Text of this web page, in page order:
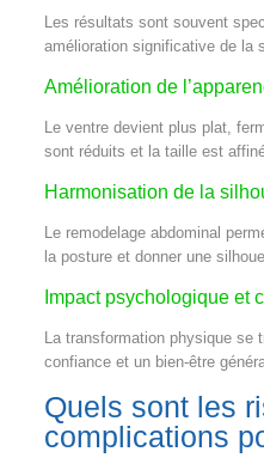
Les résultats sont souvent
amélioration significative de la
Amélioration de
Le ventre devient plus plat,
sont réduits et la taille est
Harmonisation de la
Le remodelage abdominal
la posture et donner une
Impact psychologique et
La transformation physique se
confiance et un bien-être
Quels sont les
complications